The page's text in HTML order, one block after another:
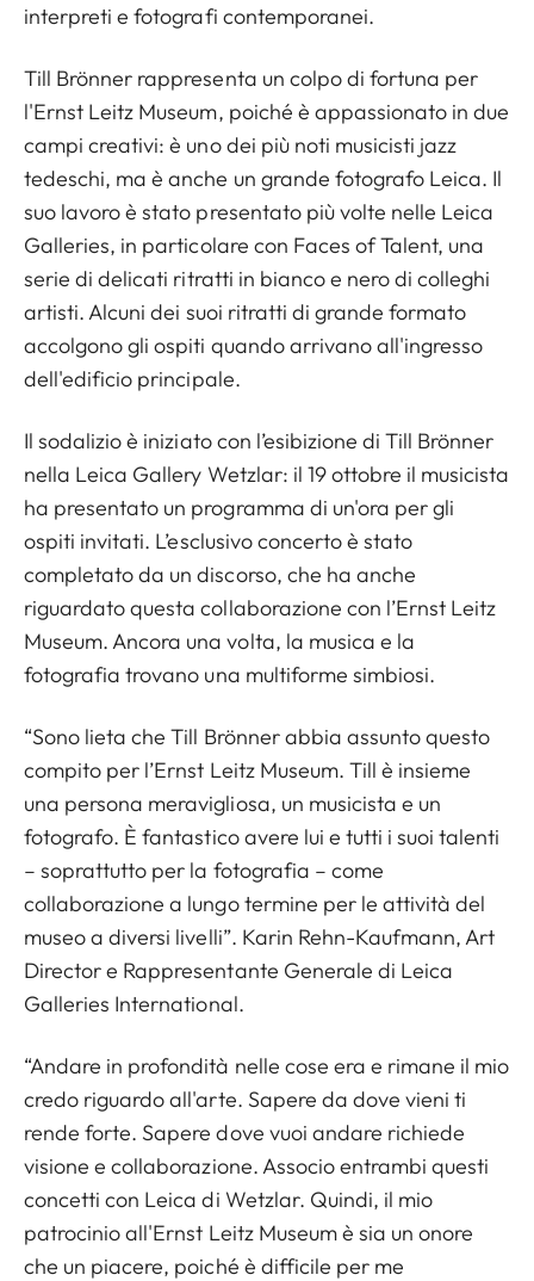
interpreti e fotografi contemporanei.
Till Brönner rappresenta un colpo di fortuna per
l'Ernst Leitz Museum, poiché è appassionato in due
campi creativi: è uno dei più noti musicisti jazz
tedeschi, ma è anche un grande fotografo Leica. Il
suo lavoro è stato presentato più volte nelle Leica
Galleries, in particolare con Faces of Talent, una
serie di delicati ritratti in bianco e nero di colleghi
artisti. Alcuni dei suoi ritratti di grande formato
accolgono gli ospiti quando arrivano all'ingresso
dell'edificio principale.
Il sodalizio è iniziato con l’esibizione di Till Brönner
nella Leica Gallery Wetzlar: il 19 ottobre il musicista
ha presentato un programma di un'ora per gli
ospiti invitati. L’esclusivo concerto è stato
completato da un discorso, che ha anche
riguardato questa collaborazione con l’Ernst Leitz
Museum. Ancora una volta, la musica e la
fotografia trovano una multiforme simbiosi.
“Sono lieta che Till Brönner abbia assunto questo
compito per l’Ernst Leitz Museum. Till è insieme
una persona meravigliosa, un musicista e un
fotografo. È fantastico avere lui e tutti i suoi talenti
– soprattutto per la fotografia – come
collaborazione a lungo termine per le attività del
museo a diversi livelli”. Karin Rehn-Kaufmann, Art
Director e Rappresentante Generale di Leica
Galleries International.
“Andare in profondità nelle cose era e rimane il mio
credo riguardo all'arte. Sapere da dove vieni ti
rende forte. Sapere dove vuoi andare richiede
visione e collaborazione. Associo entrambi questi
concetti con Leica di Wetzlar. Quindi, il mio
patrocinio all'Ernst Leitz Museum è sia un onore
che un piacere, poiché è difficile per me